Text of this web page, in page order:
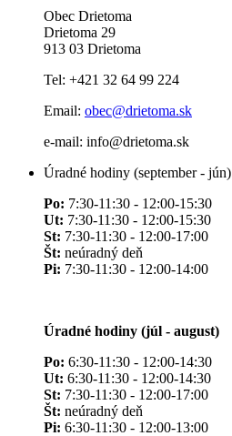
Obec Drietoma
Drietoma 29
913 03 Drietoma
Tel: +421 32 64 99 224
Email: obec@drietoma.sk
e-mail: info@drietoma.sk
Úradné hodiny (september - jún)
Po: 7:30-11:30 - 12:00-15:30
Ut: 7:30-11:30 - 12:00-15:30
St: 7:30-11:30 - 12:00-17:00
Št: neúradný deň
Pi: 7:30-11:30 - 12:00-14:00
Úradné hodiny (júl - august)
Po: 6:30-11:30 - 12:00-14:30
Ut: 6:30-11:30 - 12:00-14:30
St: 7:30-11:30 - 12:00-17:00
Št: neúradný deň
Pi: 6:30-11:30 - 12:00-13:00